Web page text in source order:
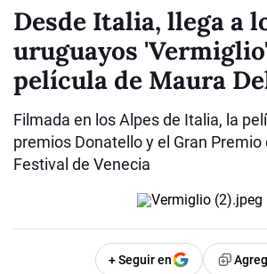
Desde Italia, llega a
uruguayos
película de Maura
Filmada en los Alpes de Italia, la
premios Donatello y el Gran Premio
Festival de Venecia
+ Seguir en